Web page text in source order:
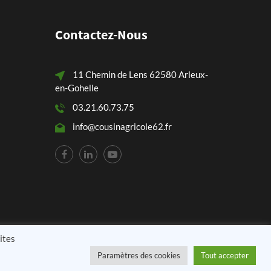
Contactez-Nous
11 Chemin de Lens 62580 Arleux-
en-Gohelle
03.21.60.73.75
info@cousinagricole62.fr
Paramètres des cookies Tout accepter